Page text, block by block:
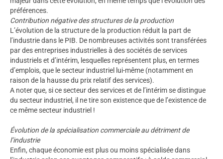
préférences.
Contribution négative des structures de la production
L’évolution de la structure de la production réduit la part de
l’industrie dans le PIB. De nombreuses activités sont transférées
par des entreprises industrielles à des sociétés de services
industriels et d’intérim, lesquelles représentent plus, en termes
d’emplois, que le secteur industriel lui-même (notamment en
raison de la hausse du prix relatif des services).
A noter que, si ce secteur des services et de l’intérim se distingue
du secteur industriel, il ne tire son existence que de l’existence de
ce même secteur industriel !
Évolution de la spécialisation commerciale au détriment de
l’industrie
Enfin, chaque économie est plus ou moins spécialisée dans